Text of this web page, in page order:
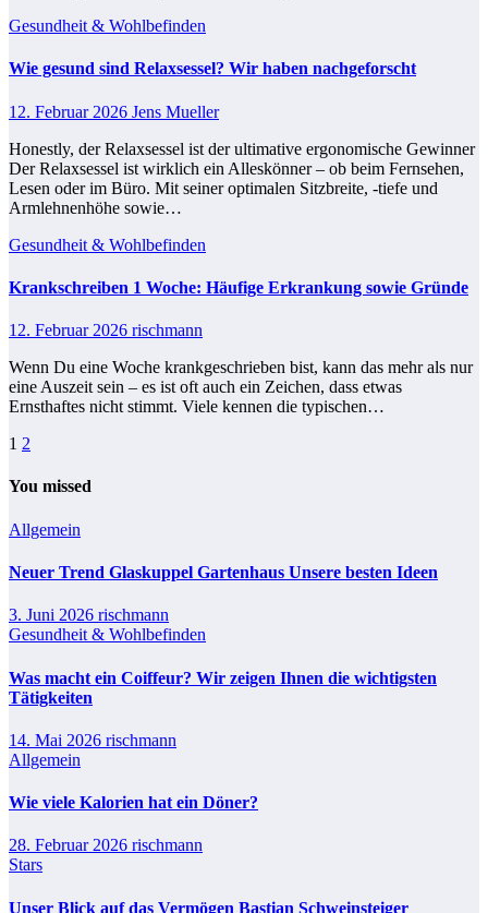
Gesundheit & Wohlbefinden
Wie gesund sind Relaxsessel​? Wir haben nachgeforscht
12. Februar 2026 Jens Mueller
Honestly, der Relaxsessel ist der ultimative ergonomische Gewinner
Der Relaxsessel ist wirklich ein Alleskönner – ob beim Fernsehen,
Lesen oder im Büro. Mit seiner optimalen Sitzbreite, -tiefe und
Armlehnenhöhe sowie…
Gesundheit & Wohlbefinden
Krankschreiben 1 Woche: Häufige Erkrankung sowie Gründe
12. Februar 2026 rischmann
Wenn Du eine Woche krankgeschrieben bist, kann das mehr als nur
eine Auszeit sein – es ist oft auch ein Zeichen, dass etwas
Ernsthaftes nicht stimmt. Viele kennen die typischen…
Seitennummerierung
der
1 2
You missed
Allgemein
Neuer Trend Glaskuppel Gartenhaus Unsere besten Ideen
3. Juni 2026 rischmann
Gesundheit & Wohlbefinden
Was macht ein Coiffeur? Wir zeigen Ihnen die wichtigsten
Tätigkeiten
14. Mai 2026 rischmann
Allgemein
Wie viele Kalorien hat ein Döner?
28. Februar 2026 rischmann
Stars
Unser Blick auf das Vermögen Bastian Schweinsteiger